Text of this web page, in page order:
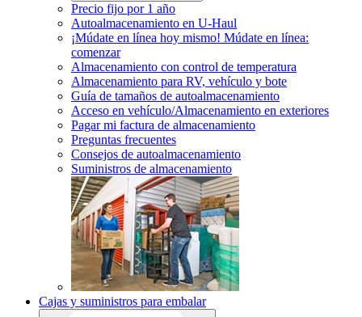
Precio fijo por 1 año
Autoalmacenamiento en U-Haul
¡Múdate en línea hoy mismo! Múdate en línea:
comenzar
Almacenamiento con control de temperatura
Almacenamiento para RV, vehículo y bote
Guía de tamaños de autoalmacenamiento
Acceso en vehículo/Almacenamiento en exteriores
Pagar mi factura de almacenamiento
Preguntas frecuentes
Consejos de autoalmacenamiento
Suministros de almacenamiento
Cajas y suministros para embalar